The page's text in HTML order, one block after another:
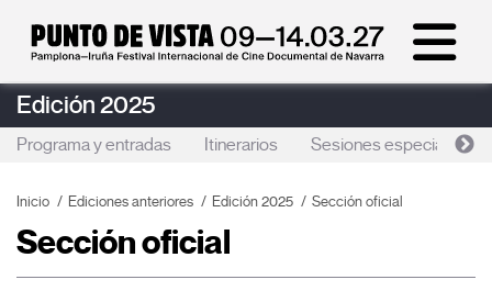
Edición 2025
Programa y entradas Itinerarios Sesiones especiales
Inicio Ediciones anteriores Edición 2025 Sección oficial
Sección oficial